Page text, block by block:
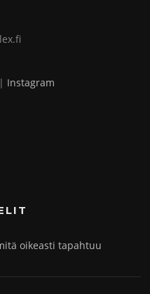
| Instagram
oikeasti tapahtuu